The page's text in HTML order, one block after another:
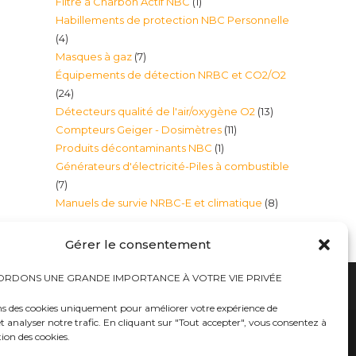
Gérer le consentement
UNE GRANDE IMPORTANCE À VOTRE VIE PRIVÉE
des cookies uniquement pour améliorer votre expérience de
analyser notre trafic. En cliquant sur "Tout accepter", vous consentez à
des cookies.
produit
Habillements de protection NBC Personnelle
44
produits
Masques à gaz 77
produits
Équipements de détection NRBC et CO2/O2
2424
produits
Détecteurs qualité de l'air/oxygène O2 1313
Compteurs Geiger - Dosimètres 1111
Produits décontaminants NBC 11
produit
Générateurs d'électricité-Piles à combustible
77
produits
Manuels de survie NRBC-E et climatique 88
Bureaux tables bunkers NRBC-E
médicales